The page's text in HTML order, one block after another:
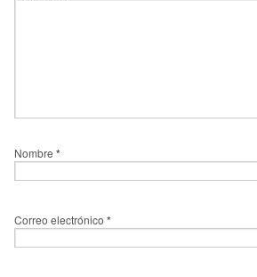
Nombre *
Correo electrónico *